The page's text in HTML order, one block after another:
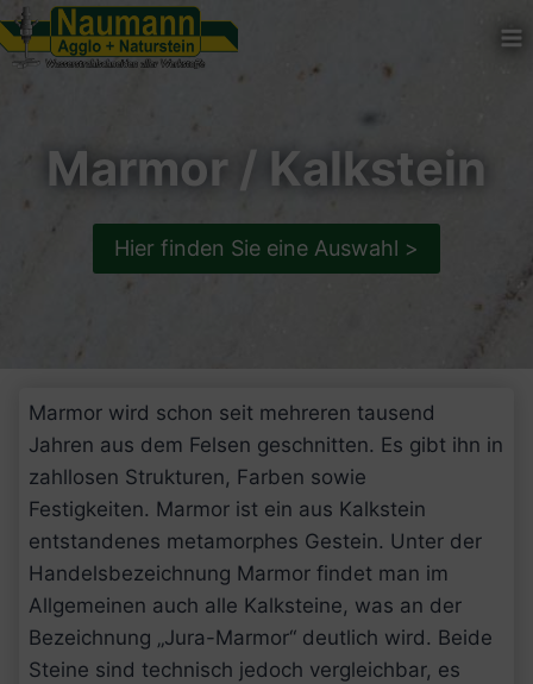
Zum
Inhalt
Marmor / Kalkstein
Hier finden Sie eine Auswahl >
Marmor wird schon seit mehreren tausend
Jahren aus dem Felsen geschnitten. Es gibt ihn in
zahllosen Strukturen, Farben sowie
Festigkeiten. Marmor ist ein aus Kalkstein
entstandenes metamorphes Gestein. Unter der
Handelsbezeichnung Marmor findet man im
Allgemeinen auch alle Kalksteine, was an der
Bezeichnung „Jura-Marmor“ deutlich wird. Beide
Steine sind technisch jedoch vergleichbar, es